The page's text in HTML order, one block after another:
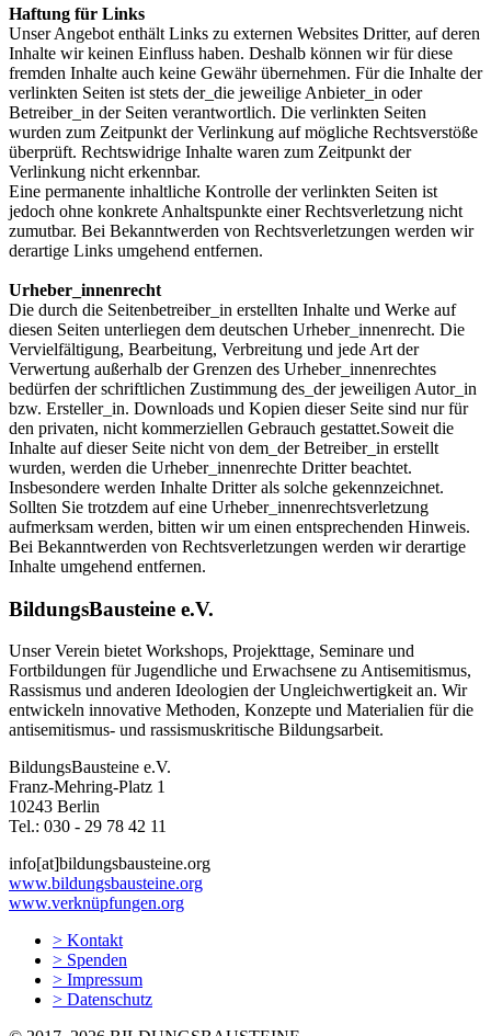
Haftung für Links
Unser Angebot enthält Links zu externen Websites Dritter, auf deren
Inhalte wir keinen Einfluss haben. Deshalb können wir für diese
fremden Inhalte auch keine Gewähr übernehmen. Für die Inhalte der
verlinkten Seiten ist stets der_die jeweilige Anbieter_in oder
Betreiber_in der Seiten verantwortlich. Die verlinkten Seiten
wurden zum Zeitpunkt der Verlinkung auf mögliche Rechtsverstöße
überprüft. Rechtswidrige Inhalte waren zum Zeitpunkt der
Verlinkung nicht erkennbar.
Eine permanente inhaltliche Kontrolle der verlinkten Seiten ist
jedoch ohne konkrete Anhaltspunkte einer Rechtsverletzung nicht
zumutbar. Bei Bekanntwerden von Rechtsverletzungen werden wir
derartige Links umgehend entfernen.
Urheber_innenrecht
Die durch die Seitenbetreiber_in erstellten Inhalte und Werke auf
diesen Seiten unterliegen dem deutschen Urheber_innenrecht. Die
Vervielfältigung, Bearbeitung, Verbreitung und jede Art der
Verwertung außerhalb der Grenzen des Urheber_innenrechtes
bedürfen der schriftlichen Zustimmung des_der jeweiligen Autor_in
bzw. Ersteller_in. Downloads und Kopien dieser Seite sind nur für
den privaten, nicht kommerziellen Gebrauch gestattet.Soweit die
Inhalte auf dieser Seite nicht von dem_der Betreiber_in erstellt
wurden, werden die Urheber_innenrechte Dritter beachtet.
Insbesondere werden Inhalte Dritter als solche gekennzeichnet.
Sollten Sie trotzdem auf eine Urheber_innenrechtsverletzung
aufmerksam werden, bitten wir um einen entsprechenden Hinweis.
Bei Bekanntwerden von Rechtsverletzungen werden wir derartige
Inhalte umgehend entfernen.
BildungsBausteine e.V.
Unser Verein bietet Workshops, Projekttage, Seminare und
Fortbildungen für Jugendliche und Erwachsene zu Antisemitismus,
Rassismus und anderen Ideologien der Ungleichwertigkeit an. Wir
entwickeln innovative Methoden, Konzepte und Materialien für die
antisemitismus- und rassismuskritische Bildungsarbeit.
BildungsBausteine e.V.
Franz-Mehring-Platz 1
10243 Berlin
Tel.: 030 ‐ 29 78 42 11
info[at]bildungsbausteine.org
www.bildungsbausteine.org
www.verknüpfungen.org
> Kontakt
> Spenden
> Impressum
> Datenschutz